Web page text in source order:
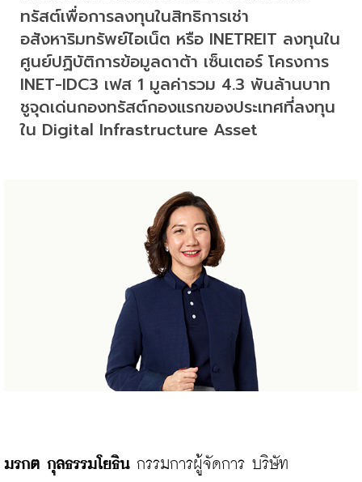
ทรัสต์เพื่อการลงทุนในสิทธิการเช่า
อสังหาริมทรัพย์ไอเน็ต หรือ INETREIT ลงทุนใน
ศูนย์ปฏิบัติการข้อมูลดาต้า เซ็นเตอร์ โครงการ
INET-IDC3 เฟส 1 มูลค่ารวม 4.3 พันล้านบาท
ชูจุดเด่นกองทรัสต์กองแรกของประเทศที่ลงทุน
ใน Digital Infrastructure Asset
มรกต กุลธรรมโยธิน กรรมการผู้จัดการ บริษัท